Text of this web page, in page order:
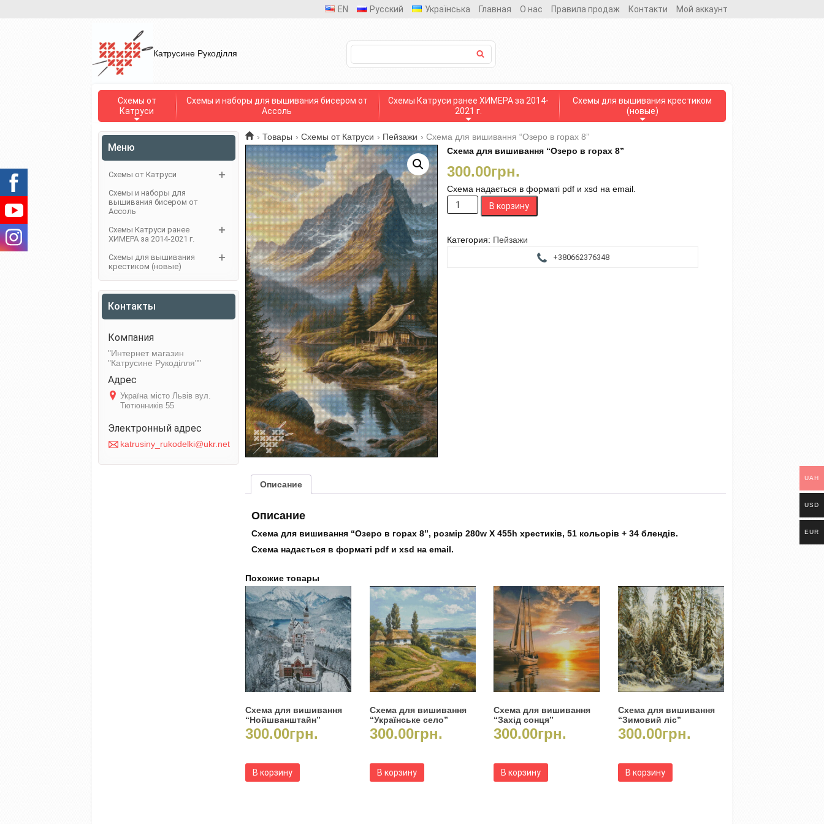
EN Русский Українська Главная О нас Правила продаж Контакти Мой аккаунт
Катрусине Рукоділля
Схемы от
Катруси
Схемы и наборы для вышивания бисером от
Ассоль
Схемы Катруси ранее ХИМЕРА за 2014-
2021 г.
Схемы для вышивания крестиком
(новые)
› Товары › Схемы от Катруси › Пейзажи › Схема для вишивання “Озеро в горах 8”
Схема для вишивання “Озеро в горах 8”
300.00грн.
Схема надається в форматі pdf и xsd на email.
Количество
товара
для
В корзину
Категория: Пейзажи
+380662376348
Описание
Описание
Схема для вишивання “Озеро в горах 8”, розмір 280w X 455h хрестиків, 51 кольорів + 34 блендів.
Схема надається в форматі pdf и xsd на email.
Похожие товары
Схема для вишивання
“Нойшванштайн”
300.00грн.
В корзину
Схема для вишивання
“Українське село”
300.00грн.
В корзину
Схема для вишивання
“Захід сонця”
300.00грн.
В корзину
Схема для вишивання
“Зимовий ліс”
300.00грн.
В корзину
Меню
Схемы от Катруси
Схемы и наборы для
вышивания бисером от
Ассоль
Схемы Катруси ранее
ХИМЕРА за 2014-2021 г.
Схемы для вышивания
крестиком (новые)
Контакты
Интернет магазин
"Катрусине Рукоділля"
Україна місто Львів вул.
Тютюнників 55
katrusiny_rukodelki@ukr.net
UAH
USD
EUR